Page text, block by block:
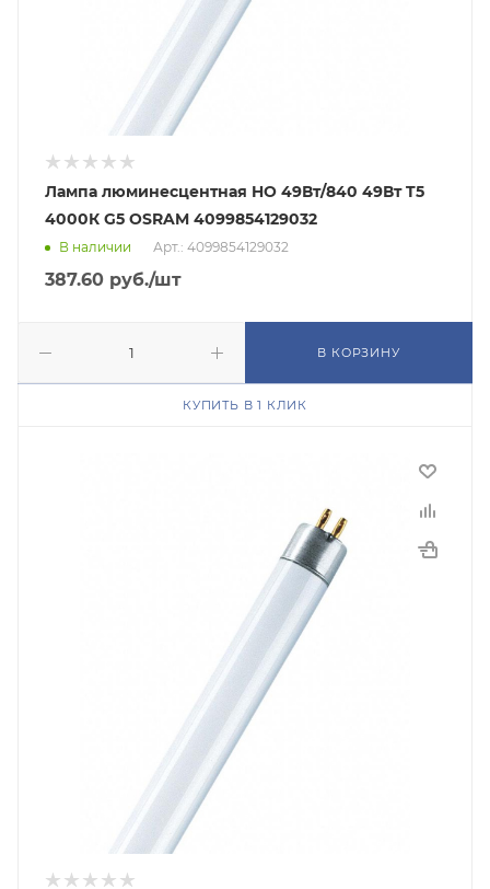
Лампа люминесцентная HO 49Вт/840 49Вт T5
4000К G5 OSRAM 4099854129032
В наличии Арт.: 4099854129032
387.60 руб./шт
В КОРЗИНУ
КУПИТЬ В 1 КЛИК